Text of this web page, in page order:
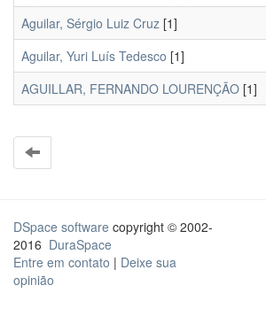
Aguilar, Sérgio Luiz Cruz [1]
Aguilar, Yuri Luís Tedesco [1]
AGUILLAR, FERNANDO LOURENÇÃO [1]
DSpace software copyright © 2002-
2016 DuraSpace
Entre em contato | Deixe sua
opinião